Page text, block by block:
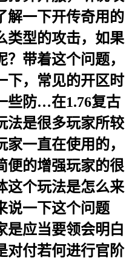
解一下开传奇用的
类型的攻击，如果
带着这个问题，
下，常见的开区时
些防…在1.76复古
法是很多玩家所较
一直在使用的，
便的增强玩家的很
这个玩法是怎么来
说一下这个问题
是应当要领会明白
对付若何进行官阶